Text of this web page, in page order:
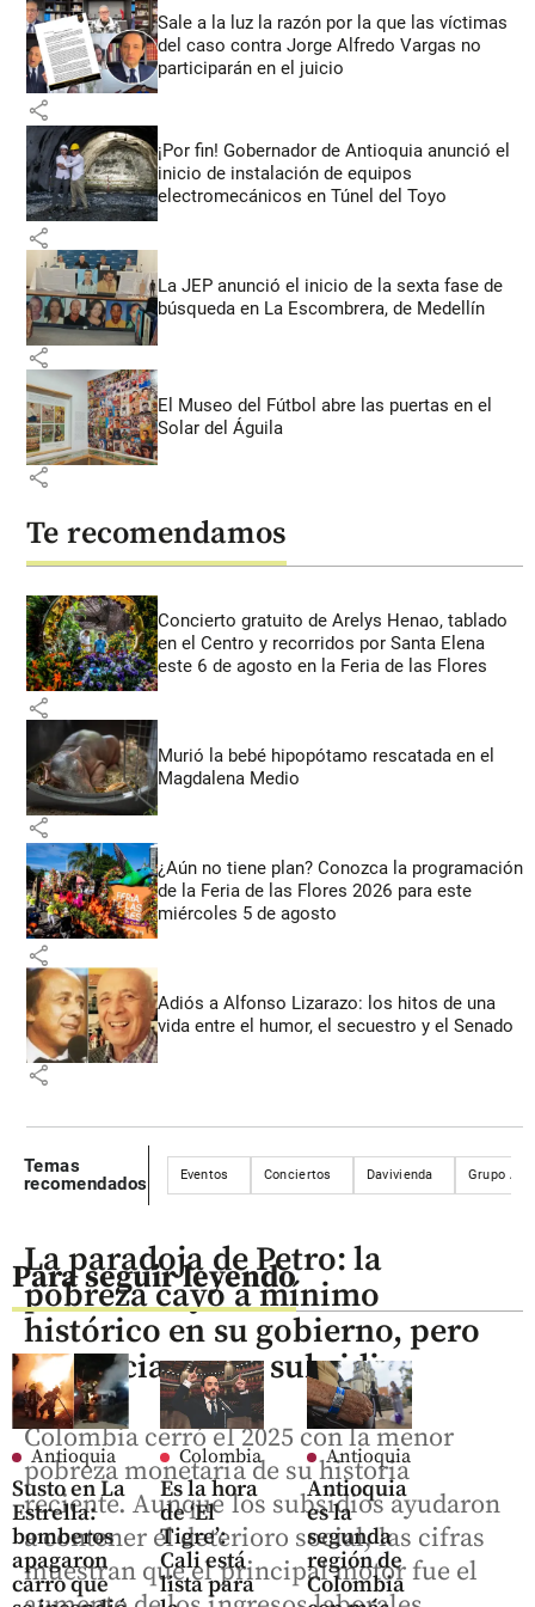
Sale a la luz la razón por la que las víctimas
del caso contra Jorge Alfredo Vargas no
participarán en el juicio
share
¡Por fin! Gobernador de Antioquia anunció el
inicio de instalación de equipos
electromecánicos en Túnel del Toyo
share
La JEP anunció el inicio de la sexta fase de
búsqueda en La Escombrera, de Medellín
share
El Museo del Fútbol abre las puertas en el
Solar del Águila
share
Te recomendamos
Concierto gratuito de Arelys Henao, tablado
en el Centro y recorridos por Santa Elena
este 6 de agosto en la Feria de las Flores
share
Murió la bebé hipopótamo rescatada en el
Magdalena Medio
share
¿Aún no tiene plan? Conozca la programación
de la Feria de las Flores 2026 para este
miércoles 5 de agosto
share
Adiós a Alfonso Lizarazo: los hitos de una
vida entre el humor, el secuestro y el Senado
share
Temas
recomendados
Eventos Conciertos Davivienda Grupo Aval
Para seguir leyendo
Antioquia
Susto en La
Estrella:
bomberos
apagaron
carro que
Colombia
Es la hora
de ‘El
Tigre’:
Cali está
lista para
Antioquia
Antioquia
es la
segunda
región de
Colombia
La paradoja de Petro: la
pobreza cayó a mínimo
histórico en su gobierno, pero
no gracias a sus subsidios
Colombia cerró el 2025 con la menor
pobreza monetaria de su historia
reciente. Aunque los subsidios ayudaron
a contener el deterioro social, las cifras
muestran que el principal motor fue el